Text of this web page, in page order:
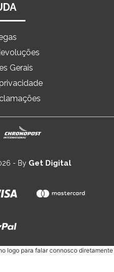
Gerais
- By Get Digital
logo para falar connosco diretamente